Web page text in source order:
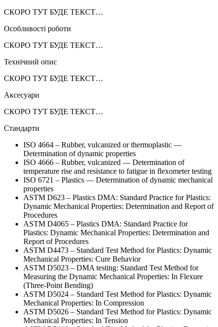
СКОРО ТУТ БУДЕ ТЕКСТ…
Особливості роботи
СКОРО ТУТ БУДЕ ТЕКСТ…
Технічний опис
СКОРО ТУТ БУДЕ ТЕКСТ…
Аксесуари
СКОРО ТУТ БУДЕ ТЕКСТ…
Стандарти
ISO 4664 – Rubber, vulcanized or thermoplastic —
Determination of dynamic properties
ISO 4666 – Rubber, vulcanized — Determination of
temperature rise and resistance to fatigue in flexometer testing
ISO 6721 – Plastics — Determination of dynamic mechanical
properties
ASTM D623 – Plastics DMA: Standard Practice for Plastics:
Dynamic Mechanical Properties: Determination and Report of
Procedures
ASTM D4065 – Plastics DMA: Standard Practice for
Plastics: Dynamic Mechanical Properties: Determination and
Report of Procedures
ASTM D4473 – Standard Test Method for Plastics: Dynamic
Mechanical Properties: Cure Behavior
ASTM D5023 – DMA testing: Standard Test Method for
Measuring the Dynamic Mechanical Properties: In Flexure
(Three-Point Bending)
ASTM D5024 – Standard Test Method for Plastics: Dynamic
Mechanical Properties: In Compression
ASTM D5026 – Standard Test Method for Plastics: Dynamic
Mechanical Properties: In Tension